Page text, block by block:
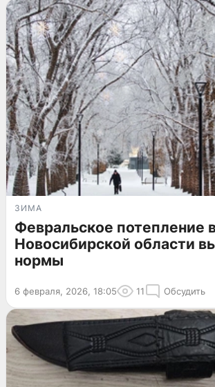
ЗИМА
Февральское потепление
Новосибирской области
нормы
6 февраля, 2026, 18:05 11 Обсудить